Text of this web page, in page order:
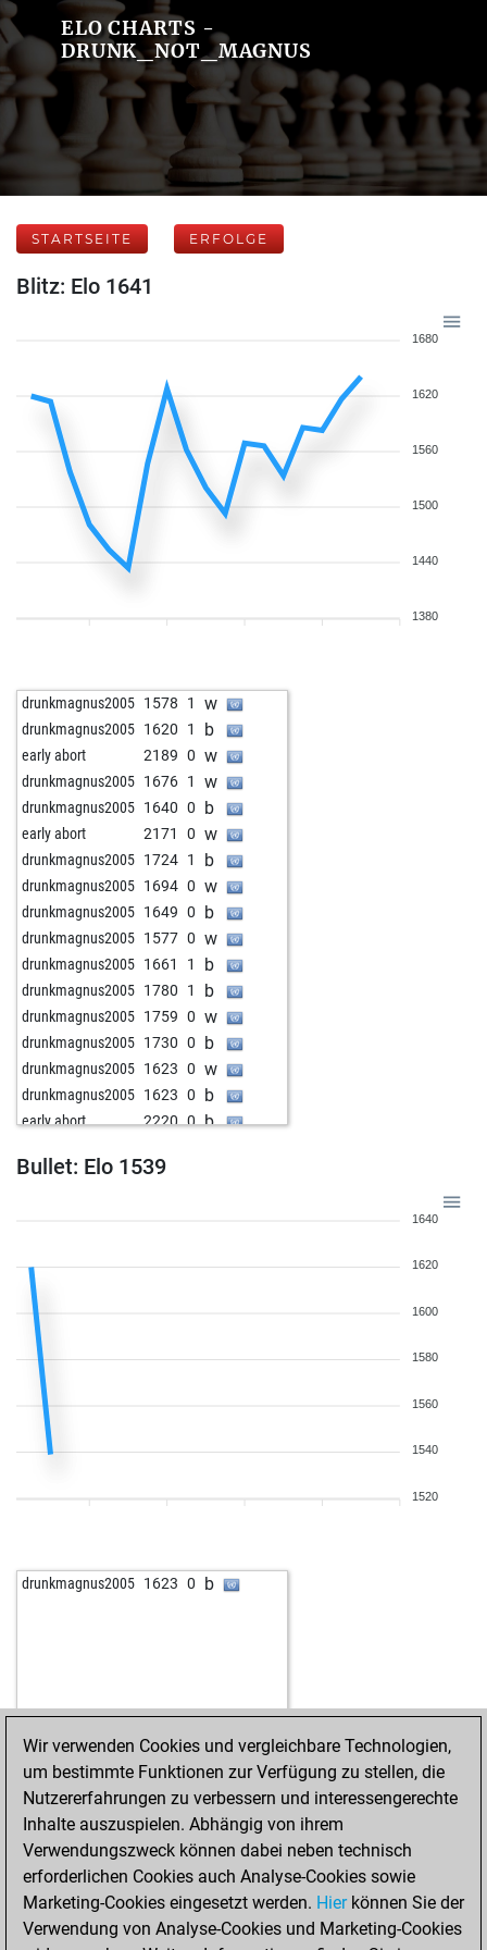
ELO CHARTS -
DRUNK_NOT_MAGNUS
STARTSEITE ERFOLGE
Blitz: Elo 1641
1680
1620
1560
1500
1440
1380
drunkmagnus2005 1578 1 w
drunkmagnus2005 1620 1 b
early abort 2189 0 w
drunkmagnus2005 1676 1 w
drunkmagnus2005 1640 0 b
early abort 2171 0 w
drunkmagnus2005 1724 1 b
drunkmagnus2005 1694 0 w
drunkmagnus2005 1649 0 b
drunkmagnus2005 1577 0 w
drunkmagnus2005 1661 1 b
drunkmagnus2005 1780 1 b
drunkmagnus2005 1759 0 w
drunkmagnus2005 1730 0 b
drunkmagnus2005 1623 0 w
drunkmagnus2005 1623 0 b
early abort 2220 0 b
Bullet: Elo 1539
1640
1620
1600
1580
1560
1540
1520
drunkmagnus2005 1623 0 b
Wir verwenden Cookies und vergleichbare Technologien,
um bestimmte Funktionen zur Verfügung zu stellen, die
Nutzererfahrungen zu verbessern und interessengerechte
Inhalte auszuspielen. Abhängig von ihrem
Verwendungszweck können dabei neben technisch
erforderlichen Cookies auch Analyse-Cookies sowie
Marketing-Cookies eingesetzt werden. Hierkönnen Sie der
Verwendung von Analyse-Cookies und Marketing-Cookies